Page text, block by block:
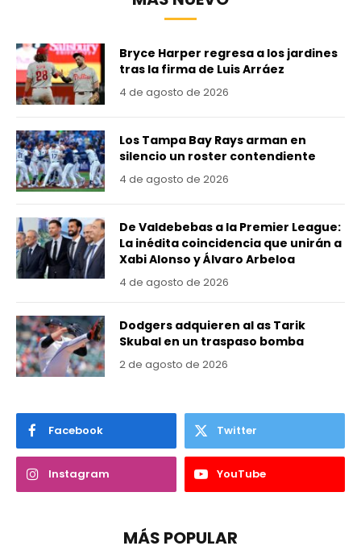
Bryce Harper regresa a los jardines
tras la firma de Luis Arráez
4 de agosto de 2026
Los Tampa Bay Rays arman en
silencio un roster contendiente
4 de agosto de 2026
De Valdebebas a la Premier League:
La inédita coincidencia que unirán a
Xabi Alonso y Álvaro Arbeloa
4 de agosto de 2026
Dodgers adquieren al as Tarik
Skubal en un traspaso bomba
2 de agosto de 2026
Facebook Twitter
Instagram YouTube
MÁS POPULAR